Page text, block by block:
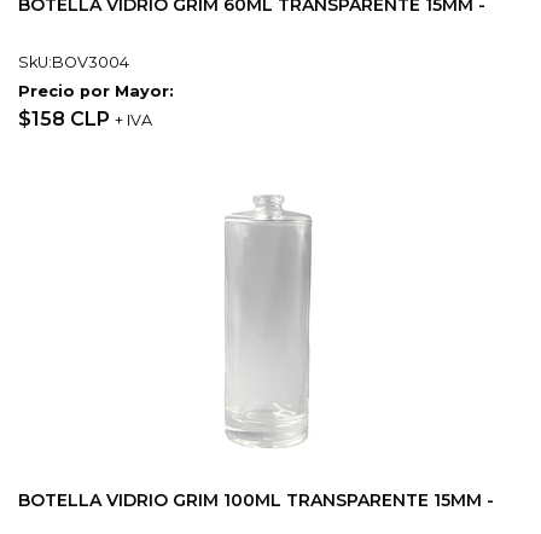
BOTELLA VIDRIO GRIM 60ML TRANSPARENTE 15MM -
SkU:BOV3004
Precio por Mayor:
$158 CLP + IVA
BOTELLA VIDRIO GRIM 100ML TRANSPARENTE 15MM -